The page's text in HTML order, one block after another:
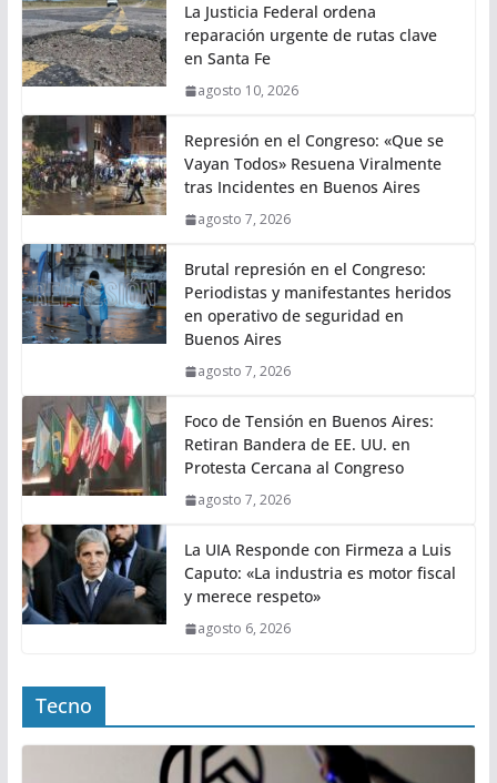
La Justicia Federal ordena
reparación urgente de rutas clave
en Santa Fe
agosto 10, 2026
Represión en el Congreso: «Que se
Vayan Todos» Resuena Viralmente
tras Incidentes en Buenos Aires
agosto 7, 2026
Brutal represión en el Congreso:
Periodistas y manifestantes heridos
en operativo de seguridad en
Buenos Aires
agosto 7, 2026
Foco de Tensión en Buenos Aires:
Retiran Bandera de EE. UU. en
Protesta Cercana al Congreso
agosto 7, 2026
La UIA Responde con Firmeza a Luis
Caputo: «La industria es motor fiscal
y merece respeto»
agosto 6, 2026
Tecno